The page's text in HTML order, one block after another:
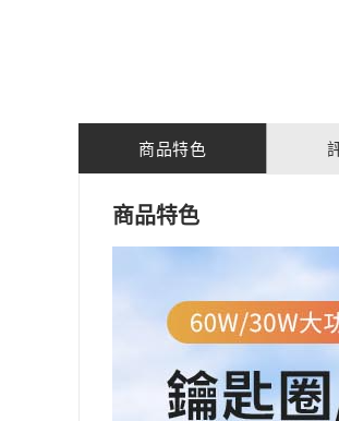
商品特色
商品特色